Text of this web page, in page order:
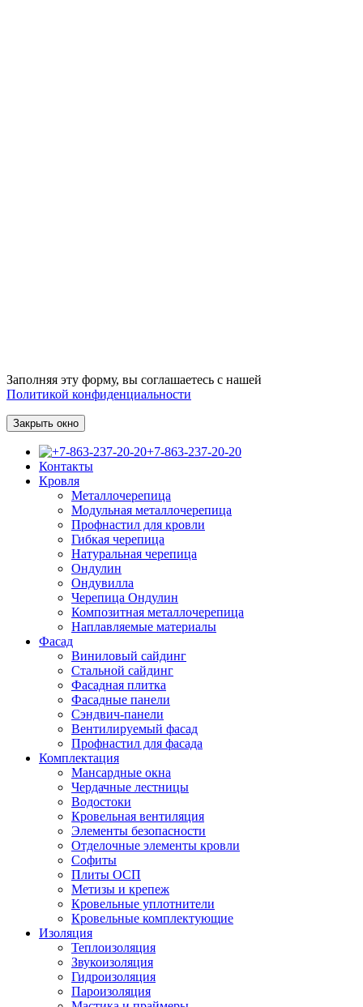
Заполняя эту форму, вы соглашаетесь с нашей
Политикой конфиденциальности
Закрыть окно
+7-863-237-20-20
Контакты
Кровля
Металлочерепица
Модульная металлочерепица
Профнастил для кровли
Гибкая черепица
Натуральная черепица
Ондулин
Ондувилла
Черепица Ондулин
Композитная металлочерепица
Наплавляемые материалы
Фасад
Виниловый сайдинг
Стальной сайдинг
Фасадная плитка
Фасадные панели
Сэндвич-панели
Вентилируемый фасад
Профнастил для фасада
Комплектация
Мансардные окна
Чердачные лестницы
Водостоки
Кровельная вентиляция
Элементы безопасности
Отделочные элементы кровли
Софиты
Плиты ОСП
Метизы и крепеж
Кровельные уплотнители
Кровельные комплектующие
Изоляция
Теплоизоляция
Звукоизоляция
Гидроизоляция
Пароизоляция